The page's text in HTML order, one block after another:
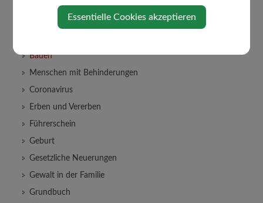
An-/Abmeldung Wohnsitzes
Arten der Beschäftigung
Bauen
Menschen mit Behinderungen
Coronavirus
Erben und Vererben
Führerschein
Geburt
Gesetzliche Neuerungen
Gewalt in der Familie
Grundbuch
Essentielle Cookies akzeptieren